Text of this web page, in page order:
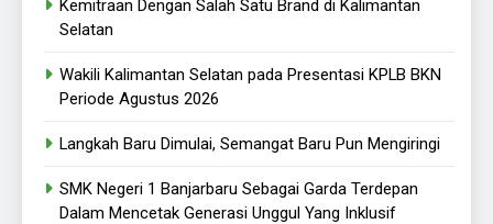
Kemitraan Dengan Salah Satu Brand di Kalimantan
Selatan
Wakili Kalimantan Selatan pada Presentasi KPLB BKN
Periode Agustus 2026
Langkah Baru Dimulai, Semangat Baru Pun Mengiringi
SMK Negeri 1 Banjarbaru Sebagai Garda Terdepan
Dalam Mencetak Generasi Unggul Yang Inklusif